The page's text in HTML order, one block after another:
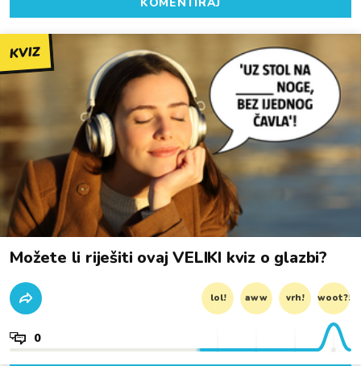
KVIZ
Možete li riješiti ovaj VELIKI kviz o glazbi?
lol! aww vrh! woot?!
0